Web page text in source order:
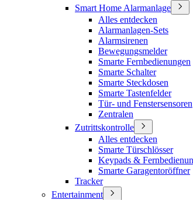
Smart Home Alarmanlage
Alles entdecken
Alarmanlagen-Sets
Alarmsirenen
Bewegungsmelder
Smarte Fernbedienungen
Smarte Schalter
Smarte Steckdosen
Smarte Tastenfelder
Tür- und Fenstersensoren
Zentralen
Zutrittskontrolle
Alles entdecken
Smarte Türschlösser
Keypads &
Smarte Garagentoröffner
Tracker
Entertainment